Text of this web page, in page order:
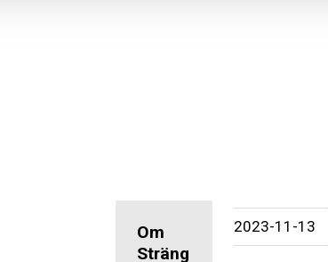
Om
Sträng
2023-11-13